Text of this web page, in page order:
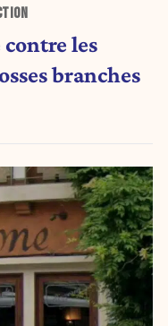
les
branches